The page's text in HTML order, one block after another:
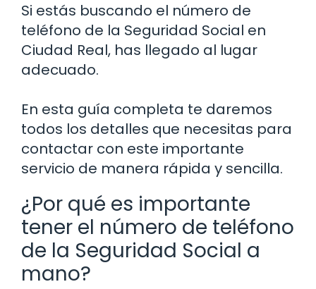
Si estás buscando el número de
teléfono de la Seguridad Social en
Ciudad Real, has llegado al lugar
adecuado.
En esta guía completa te daremos
todos los detalles que necesitas para
contactar con este importante
servicio de manera rápida y sencilla.
¿Por qué es importante
tener el número de teléfono
de la Seguridad Social a
mano?